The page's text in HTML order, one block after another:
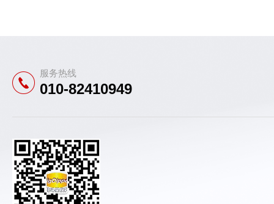
服务热线
010-82410949